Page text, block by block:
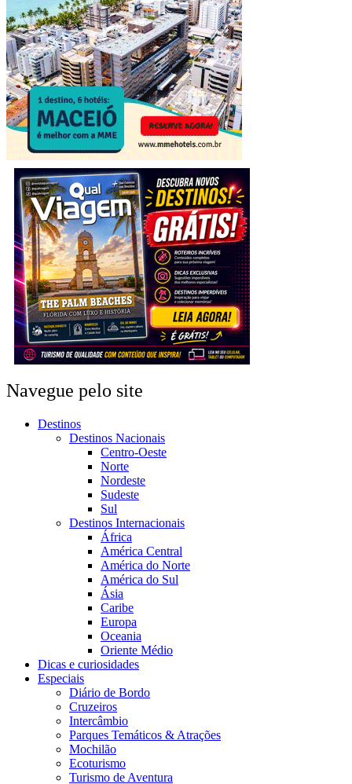
Navegue pelo site
Destinos
Destinos Nacionais
Centro-Oeste
Norte
Nordeste
Sudeste
Sul
Destinos Internacionais
África
América Central
América do Norte
América do Sul
Ásia
Caribe
Europa
Oceania
Oriente Médio
Dicas e curiosidades
Especiais
Diário de Bordo
Cruzeiros
Intercâmbio
Parques Temáticos & Atrações
Mochilão
Ecoturismo
Turismo de Aventura